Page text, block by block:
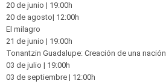
20 de junio | 19:00​h
20 de agosto| 12:00​h
El milagro
21 de junio | 19:00​h
Tonantzin Guadalupe: Creación de una nación​
03 de julio | 19:00​h
03 de septiembre | 12:00​h​